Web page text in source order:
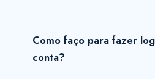
Como faço para fazer
conta?